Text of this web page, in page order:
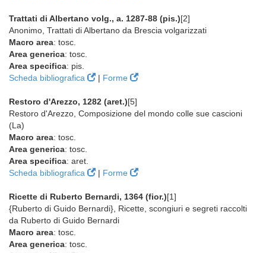
Trattati di Albertano volg., a. 1287-88 (pis.)[2]
Anonimo, Trattati di Albertano da Brescia volgarizzati
Macro area: tosc.
Area generica: tosc.
Area specifica: pis.
Scheda bibliografica
| Forme
Restoro d'Arezzo, 1282 (aret.)[5]
Restoro d'Arezzo, Composizione del mondo colle sue cascioni
(La)
Macro area: tosc.
Area generica: tosc.
Area specifica: aret.
Scheda bibliografica
| Forme
Ricette di Ruberto Bernardi, 1364 (fior.)[1]
{Ruberto di Guido Bernardi}, Ricette, scongiuri e segreti raccolti
da Ruberto di Guido Bernardi
Macro area: tosc.
Area generica: tosc.